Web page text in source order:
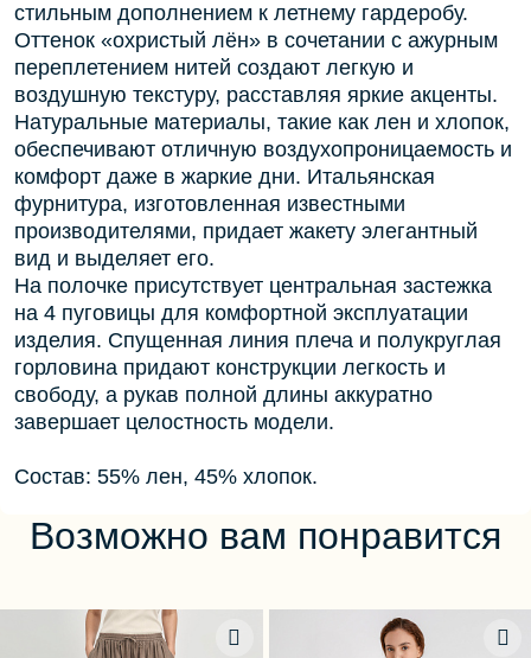
стильным дополнением к летнему гардеробу.
Оттенок «охристый лён» в сочетании с ажурным
переплетением нитей создают легкую и
воздушную текстуру, расставляя яркие акценты.
Натуральные материалы, такие как лен и хлопок,
обеспечивают отличную воздухопроницаемость и
комфорт даже в жаркие дни. Итальянская
фурнитура, изготовленная известными
производителями, придает жакету элегантный
вид и выделяет его.
На полочке присутствует центральная застежка
на 4 пуговицы для комфортной эксплуатации
изделия. Спущенная линия плеча и полукруглая
горловина придают конструкции легкость и
свободу, а рукав полной длины аккуратно
завершает целостность модели.
Состав: 55% лен, 45% хлопок.
Возможно вам понравится